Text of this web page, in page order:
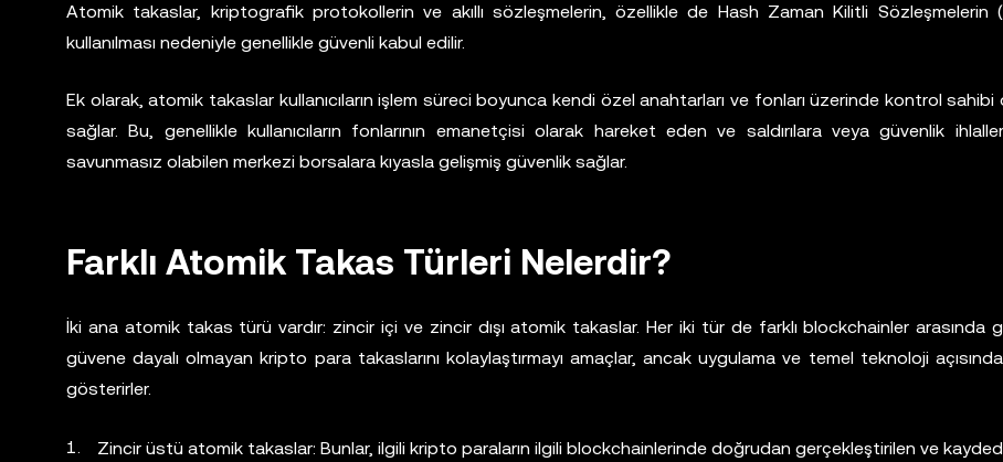
Atomik takaslar, kriptografik protokollerin ve akıllı sözleşmelerin, özellikle de Hash Zaman Kilitli Sözleşmelerin
kullanılması nedeniyle genellikle güvenli kabul edilir.
Ek olarak, atomik takaslar kullanıcıların işlem süreci boyunca kendi özel anahtarları ve fonları üzerinde kontrol sahibi
sağlar. Bu, genellikle kullanıcıların fonlarının emanetçisi olarak hareket eden ve saldırılara veya güvenlik
savunmasız olabilen merkezi borsalara kıyasla gelişmiş güvenlik sağlar.
Farklı Atomik Takas Türleri Nelerdir?
İki ana atomik takas türü vardır: zincir içi ve zincir dışı atomik takaslar. Her iki tür de farklı blockchainler arasında
güvene dayalı olmayan kripto para takaslarını kolaylaştırmayı amaçlar, ancak uygulama ve temel teknoloji
gösterirler.
Zincir üstü atomik takaslar: Bunlar, ilgili kripto paraların ilgili blockchainlerinde doğrudan gerçekleştirilen ve